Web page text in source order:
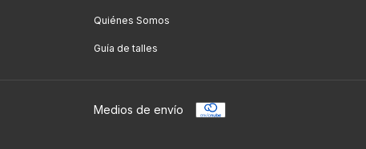
Quiénes Somos
Guía de talles
Medios de envío